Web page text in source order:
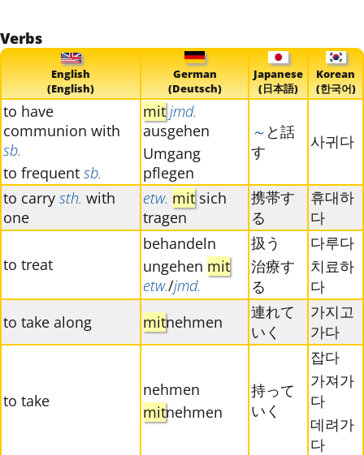
Verbs
English
(English)
German
(Deutsch)
Japanese
(日本語)
Korean
(한국어)
to have
communion with
sb.
to frequent sb.
mit jmd.
ausgehen
Umgang
pflegen
～ と話
す
사귀다
to carry sth. with
one
etw. mit sich
tragen
携帯す
る
휴대하
다
to treat
behandeln
ungehen mit
etw./jmd.
扱う
治療す
る
다루다
치료하
다
to take along
mitnehmen
連れて
いく
가지고
가다
to take
nehmen
mitnehmen
持って
いく
잡다
가져가
다
데려가
다